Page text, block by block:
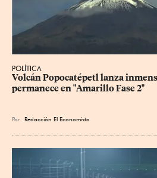
POLÍTICA
Volcán Popocatépetl lanza
permanece en "Amarillo Fase 2"
Por Redacción El Economista